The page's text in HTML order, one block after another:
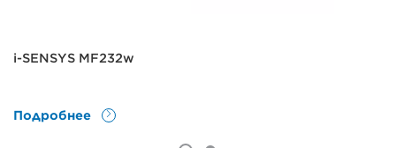
i-SENSYS MF232w
Подробнее